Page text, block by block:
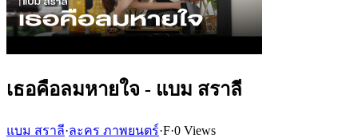
เธอคือลมหายใจ - แบม สราลี
แบม สราลี·ละคร ภาพยนตร์·F·0 Views